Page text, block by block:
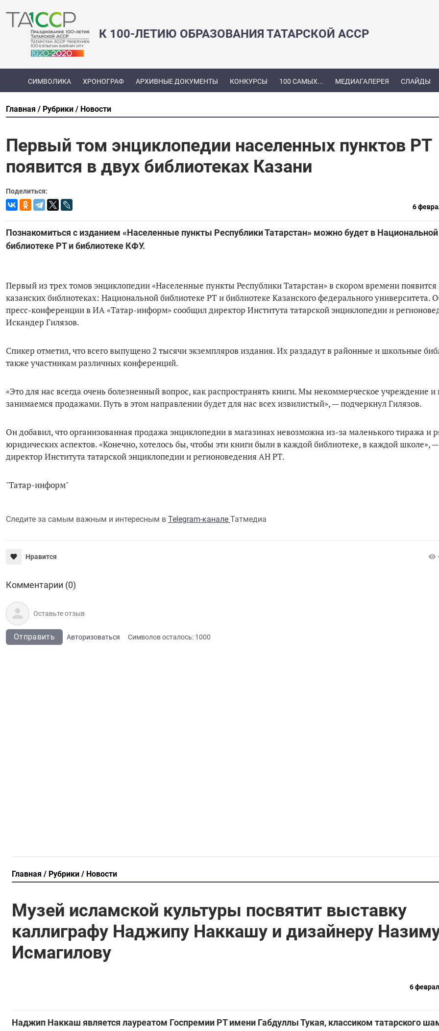
К 100-ЛЕТИЮ ОБРАЗОВАНИЯ ТАТАРСКОЙ АССР
СИМВОЛИКА ХРОНОГРАФ АРХИВНЫЕ ДОКУМЕНТЫ КОНКУРСЫ 100 САМЫХ... МЕДИАГАЛЕРЕЯ СЛАЙДЫ
Главная Рубрики Новости
Первый том энциклопедии населенных пунктов РТ
появится в двух библиотеках Казани
Поделиться:
6
Познакомиться с изданием «Населенные пункты Республики Татарстан» можно будет в Национальной
библиотеке РТ и библиотеке КФУ.
Первый из трех томов энциклопедии «Населенные пункты Республики Татарстан» в скором времени появится
казанских библиотеках: Национальной библиотеке РТ и библиотеке Казанского федерального университета.
пресс-конференции в ИА «Татар-информ» сообщил директор Института татарской энциклопедии и
Искандер Гилязов.
Спикер отметил, что всего выпущено 2 тысячи экземпляров издания. Их раздадут в районные и школьные
также участникам различных конференций.
«Это для нас всегда очень болезненный вопрос, как распространять книги. Мы некоммерческое учреждение и
занимаемся продажами. Путь в этом направлении будет для нас всех извилистый», — подчеркнул Гилязов.
Он добавил, что организованная продажа энциклопедии в магазинах невозможна из-за маленького тиража и
юридических аспектов. «Конечно, хотелось бы, чтобы эти книги были в каждой библиотеке, в каждой школе», —
директор Института татарской энциклопедии и регионоведения АН РТ.
"Татар-информ"
Следите за самым важным и интересным в Telegram-канале Татмедиа
Нравится
Комментарии (0)
Отправить Авторизоваться Символов осталось: 1000
Главная Рубрики Новости
Музей исламской культуры посвятит выставку
каллиграфу Наджипу Наккашу и дизайнеру
Исмагилову
6
Наджип Наккаш является лауреатом Госпремии РТ имени Габдуллы Тукая, классиком татарского